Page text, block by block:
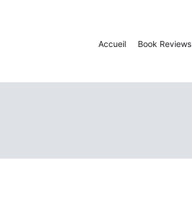
Accueil
Book Reviews